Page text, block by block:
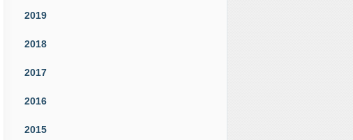
2019
2018
2017
2016
2015